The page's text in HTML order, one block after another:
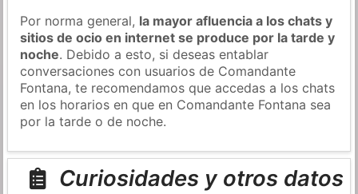
Por norma general, la mayor afluencia a los chats y
sitios de ocio en internet se produce por la tarde y
noche. Debido a esto, si deseas entablar
conversaciones con usuarios de Comandante
Fontana, te recomendamos que accedas a los chats
en los horarios en que en Comandante Fontana sea
por la tarde o de noche.
Curiosidades y otros datos